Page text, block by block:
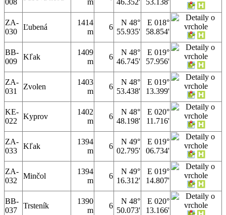
ZA-
030
Ľubená
1414
m
6
N 48°
55.935'
E 018°
58.854'
BB-
009
Kľak
1409
m
6
N 48°
46.745'
E 019°
57.956'
ZA-
031
Zvolen
1403
m
6
N 48°
53.438'
E 019°
13.399'
KE-
022
Kyprov
1402
m
6
N 48°
48.198'
E 020°
11.716'
ZA-
033
Kľak
1394
m
6
N 49°
02.795'
E 019°
06.734'
ZA-
032
Minčol
1394
m
6
N 49°
16.312'
E 019°
14.807'
BB-
037
Trsteník
1390
m
6
N 48°
50.073'
E 020°
13.166'